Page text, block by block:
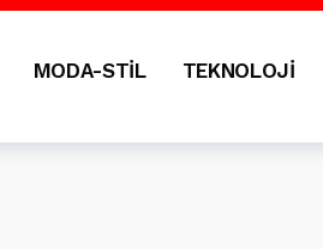
MODA-STİL TEKNOLOJİ